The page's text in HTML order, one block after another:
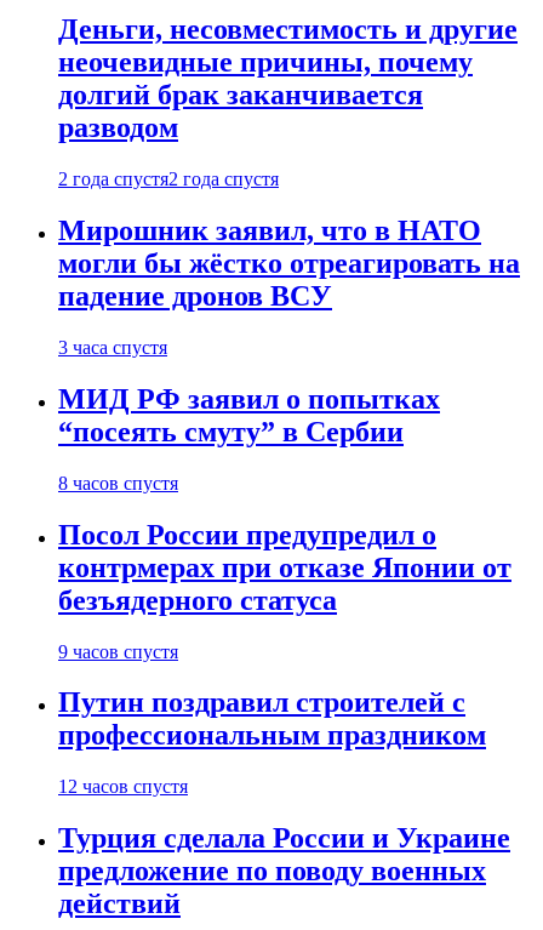
Деньги, несовместимость и другие
неочевидные причины, почему
долгий брак заканчивается
разводом
2 года спустя2 года спустя
Мирошник заявил, что в НАТО
могли бы жёстко отреагировать на
падение дронов ВСУ
3 часа спустя
МИД РФ заявил о попытках
“посеять смуту” в Сербии
8 часов спустя
Посол России предупредил о
контрмерах при отказе Японии от
безъядерного статуса
9 часов спустя
Путин поздравил строителей с
профессиональным праздником
12 часов спустя
Турция сделала России и Украине
предложение по поводу военных
действий